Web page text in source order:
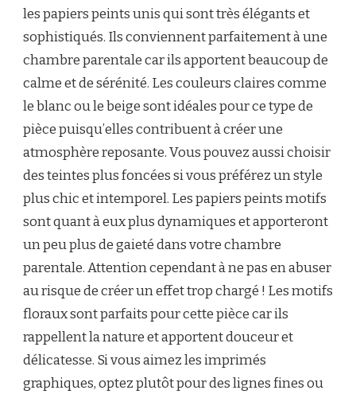
les papiers peints unis qui sont très élégants et
sophistiqués. Ils conviennent parfaitement à une
chambre parentale car ils apportent beaucoup de
calme et de sérénité. Les couleurs claires comme
le blanc ou le beige sont idéales pour ce type de
pièce puisqu’elles contribuent à créer une
atmosphère reposante. Vous pouvez aussi choisir
des teintes plus foncées si vous préférez un style
plus chic et intemporel. Les papiers peints motifs
sont quant à eux plus dynamiques et apporteront
un peu plus de gaieté dans votre chambre
parentale. Attention cependant à ne pas en abuser
au risque de créer un effet trop chargé ! Les motifs
floraux sont parfaits pour cette pièce car ils
rappellent la nature et apportent douceur et
délicatesse. Si vous aimez les imprimés
graphiques, optez plutôt pour des lignes fines ou